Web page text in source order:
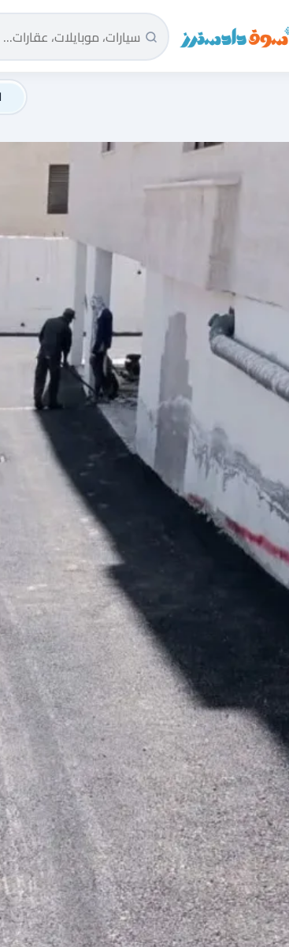
سوق دادسترز الرئيسية